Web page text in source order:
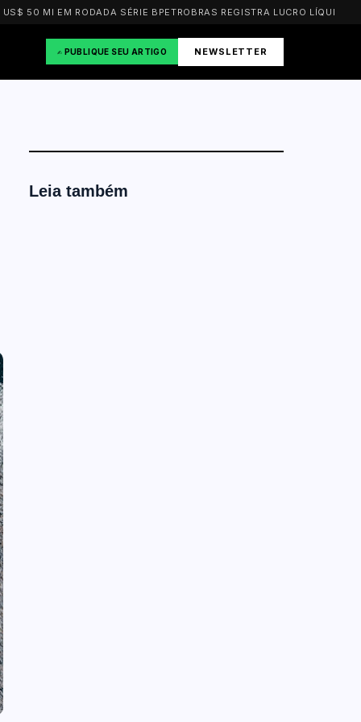
EM RODADA SÉRIE B PETROBRAS REGISTRA LUCRO LÍQUIDO DE R$
✍️ PUBLIQUE SEU ARTIGO NEWSLETTER
Leia também